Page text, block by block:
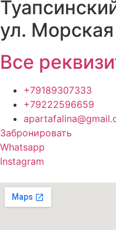
ул. Морская
Все
+79189307333
+79222596659
Забронировать
Whatsapp
Instagram